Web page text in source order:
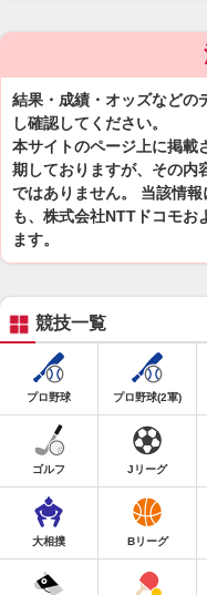
結果・成績・オッズなどの
し確認してください。
本サイトのページ上に掲載
期しておりますが、その内
ではありません。 当該情
も、株式会社NTTドコモお
ます。
競技一覧
プロ野球 プロ野球(2軍)
ゴルフ Jリーグ
大相撲 Bリーグ